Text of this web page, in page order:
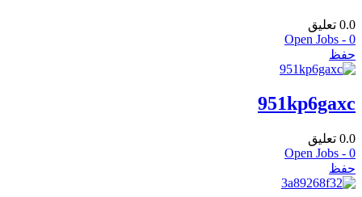
0.0 تعليق
Open Jobs - 0
حفظ
951kp6gaxc
0.0 تعليق
Open Jobs - 0
حفظ